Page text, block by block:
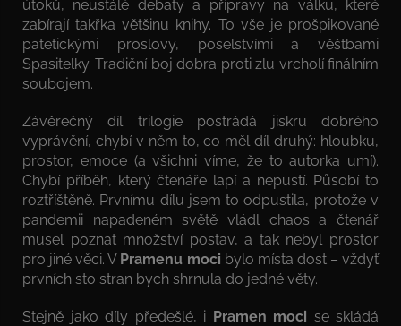
útoků, neustálé debaty a přípravy na válku, které
zabírají takřka většinu knihy. To vše je prošpikované
patetickými proslovy, poselstvími a věštbami
Spasitelky. Tradiční boj dobra proti zlu vrcholí finálním
soubojem.
Závěrečný díl trilogie postrádá jiskru dobrého
vyprávění, chybí v něm to, co měl díl druhý: hloubku,
prostor, emoce (a všichni víme, že to autorka umí).
Chybí příběh, který čtenáře lapí a nepustí. Působí to
roztříštěně. Prvnímu dílu jsem to odpustila, protože v
pandemii napadeném světě vládl chaos a čtenář
musel poznat množství postav, a tak nebyl prostor
pro jiné věci. V Pramenu moci bylo místa dost – vždyť
prvních sto stran bych shrnula do jedné věty.
Stejně jako díly předešlé, i Pramen moci se skládá